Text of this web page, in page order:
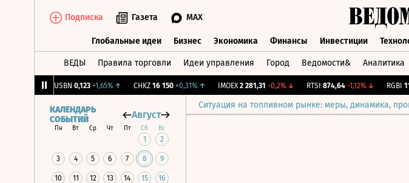
Подписка Газета MAX
Глобальные идеи Бизнес Экономика Финансы Инвестиции
ВЕДЫ Правила торговли Идеи управления Город Ведомости& Аналитика
USBN 0,123 +1,65%↑ CHKZ 16 150 +0,31%↑ IMOEX 2 281,31 -0,2%↓ RTSI 874,64 -1,12%↓ RGBI
Ситуация на топливном рынке: меры, динамика,
КАЛЕНДАРЬ
СОБЫТИЙ
Август
Пн Вт Ср Чт Пт Сб Вс
1 2
3 4 5 6 7 8 9
10 11 12 13 14 15 16